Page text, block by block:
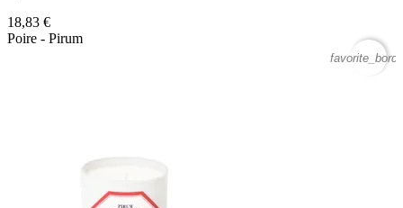
18,83 €
Poire - Pirum